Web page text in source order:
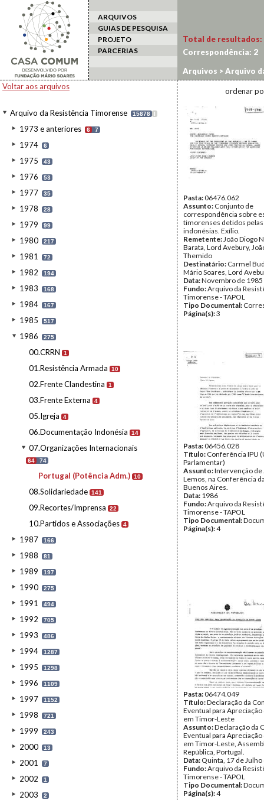
ARQUIVOS
GUIAS DE PESQUISA
PROJETO
PARCERIAS
Voltar aos arquivos
Arquivo da Resistência Timorense 15878 I
1973 e anteriores 6 7
1974 6
1975 43
1976 53
1977 35
1978 28
1979 99
1980 217
1981 72
1982 194
1983 168
1984 167
1985 517
1986 275
00.CRRN 1
01.Resistência Armada 10
02.Frente Clandestina 1
03.Frente Externa 4
05.Igreja 4
06.Documentação Indonésia 14
07.Organizações Internacionais
64 74
Portugal (Potência Adm.) 10
08.Solidariedade 141
09.Recortes/Imprensa 22
10.Partidos e Associações 4
1987 166
1988 81
1989 197
1990 275
1991 494
1992 705
1993 486
1994 1287
1995 1298
1996 1109
1997 1152
1998 721
1999 243
2000 13
2001 7
2002 1
2003 2
Total de resultados:
Correspondência: 2
Arquivos >Arquivo
(Potência Adm.)
ordenar
Pasta:06476.062
Assunto: Conjunto de
correspondência sobre
timorenses detidos
indonésias. Exílio.
Remetente:João Diogo
Barata, Lord Avebury,
Themido
Destinatário: Carmel
Mário Soares, Lord
Data:Novembro de 1985
Fundo:Arquivo da
Timorense - TAPOL
Tipo Documental:
Página(s):3
Pasta:06456.028
Título: Conferência IPU
Parlamentar)
Assunto:Intervenção de
Lemos, na Conferência
Buenos Aires.
Data: 1986
Fundo:Arquivo da
Timorense - TAPOL
Tipo Documental:
Página(s):4
Pasta:06474.049
Título:Declaração da
Eventual para Apreciação
em Timor-Leste
Assunto:Declaração da
Eventual para Apreciação
em Timor-Leste,
República, Portugal.
Data: Quinta, 17 de
Fundo:Arquivo da
Timorense - TAPOL
Tipo Documental:
Página(s):4